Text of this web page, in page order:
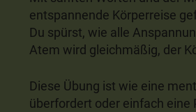
entspannende Körperreise
Du spürst, wie alle
Atem wird gleichmäßig, der
Diese Übung ist wie eine
überfordert oder einfach eine